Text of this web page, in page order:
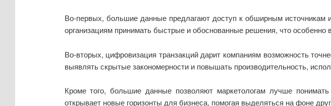
Во-первых, большие данные предлагают доступ к обширным источникам
организациям принимать быстрые и обоснованные решения, что
Во-вторых, цифровизация транзакций дарит компаниям возможность
выявлять скрытые закономерности и повышать производительность,
Кроме того, большие данные позволяют маркетологам лучше
открывает новые горизонты для бизнеса, помогая выделяться на фоне